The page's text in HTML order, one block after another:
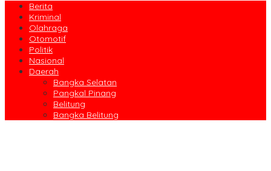
Berita
Kriminal
Olahraga
Otomotif
Politik
Nasional
Daerah
Bangka Selatan
Pangkal Pinang
Belitung
Bangka Belitung